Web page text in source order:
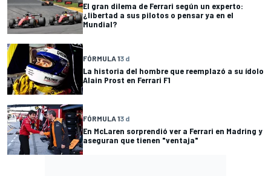
El gran dilema de Ferrari según un experto:
¿libertad a sus pilotos o pensar ya en el
Mundial?
FÓRMULA 13 d
La historia del hombre que reemplazó a su ídolo
Alain Prost en Ferrari F1
FÓRMULA 13 d
En McLaren sorprendió ver a Ferrari en Madring y
aseguran que tienen "ventaja"